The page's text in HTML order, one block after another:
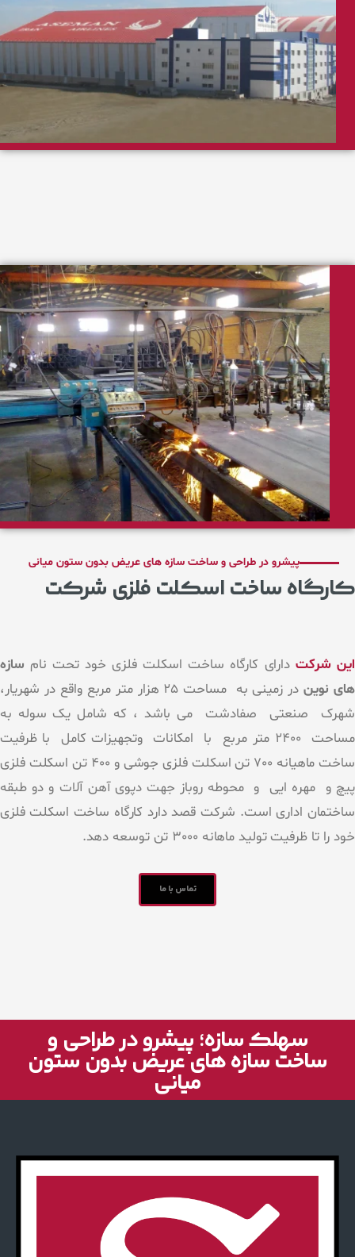
پیشرو در طراحی و ساخت سازه های عریض بدون ستون میانی
کارگاه ساخت اسکلت فلزی شرکت
این شرکتدارای کارگاه ساخت اسکلت فلزی خود تحت نام سازه
های نوین
در زمینی به مساحت 25 هزار متر مربع واقع در شهریار،
شهرک صنعتی صفادشت می باشد ، که شامل یک سوله به
مساحت 2400 متر مربع با امکانات وتجهیزات کامل با ظرفیت
ساخت ماهیانه 700 تن اسکلت فلزی جوشی و 400 تن اسکلت فلزی
پیچ و مهره ایی و محوطه روباز جهت دپوی آهن آلات و دو طبقه
ساختمان اداری است. شرکت قصد دارد کارگاه ساخت اسکلت فلزی
خود را تا ظرفیت تولید ماهانه 3000 تن توسعه دهد.
تماس با ما
سهلک سازه؛ پیشرو در طراحی و
ساخت سازه های عریض بدون ستون
میانی